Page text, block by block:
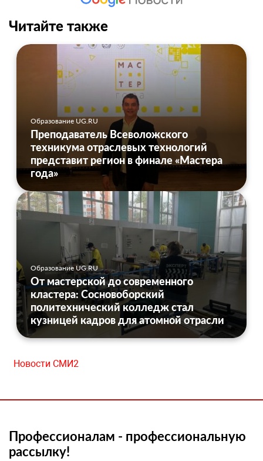
Читайте также
Образование UG.RU
Преподаватель Всеволожского
техникума отраслевых технологий
представит регион в финале «Мастера
года»
Образование UG.RU
От мастерской до современного
кластера: Сосновоборский
политехнический колледж стал
кузницей кадров для атомной отрасли
Новости СМИ2
Профессионалам - профессиональную
рассылку!